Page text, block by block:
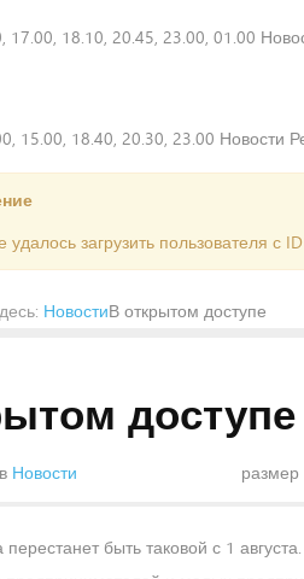
17.00, 18.10, 20.45, 23.00, 01.00
15.00, 18.40, 20.30, 23.00 Новости
удалось загрузить пользователя с
НовостиВ открытом доступе
доступе
Новости
быть таковой с 1